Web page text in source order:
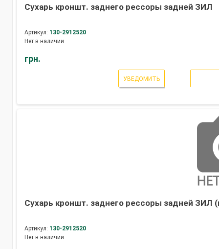
Сухарь кроншт. заднего рессоры задней ЗИЛ
Артикул: 130-2912520
Нет в наличии
грн.
УВЕДОМИТЬ
Сухарь кроншт. заднего рессоры задней
Артикул: 130-2912520
Нет в наличии